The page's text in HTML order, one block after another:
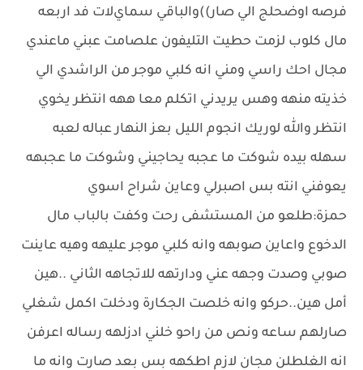
فرصه اوضحلج الي صار))والباقي سمايﻻت فد اربعه
مال كلوب لزمت حطيت التليفون علصامت عبني ماعندي
مجال احك راسي ومني انه كلبي موجر من الراشدي الي
خذيته منهه وهس يريدني اتكلم معا ههه انتظر يخوي
انتظر والله لوريك انجوم الليل بعز النهار عباله لعبه
سهله بيده شوكت ما عجبه يحاجيني وشوكت ما عجبهه
يعوفني انته بس اصبرلي وعاين شراح اسوي
حمزة:طلعو من المستشفى رحت وكفت بالباب مال
الدخوع واعاين صوبهه وانه كلبي موجر عليهه وهيه عاينت
صوبي وصدت وجهه عني ودارتهه للاتجاهه الثاني ..هين
أمل هين..حركو وانه خلصت الجكارة ودخلت اكمل شغلي
صارلهم ساعه ونص من راحو خلني ادزلهه رساله اعرفن
انه الغلطلن مجان ﻻزم اطكهه بس بعد صارت وانه ما